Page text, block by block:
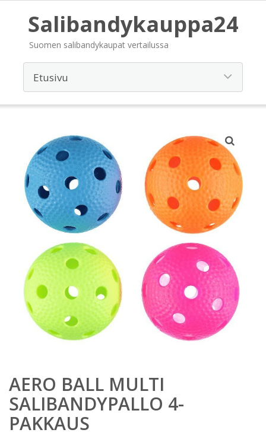
Salibandykauppa24
Suomen salibandykaupat vertailussa
AERO BALL MULTI
SALIBANDYPALLO 4-
PAKKAUS